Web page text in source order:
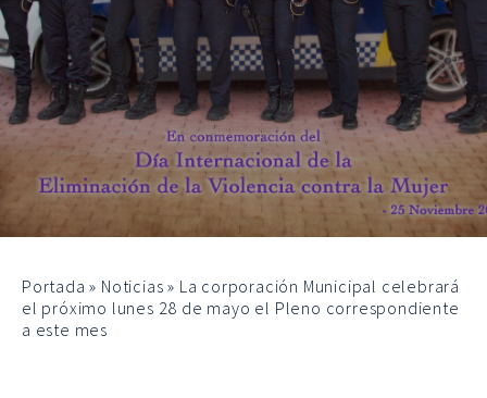
Portada » Noticias » La corporación Municipal celebrará
el próximo lunes 28 de mayo el Pleno correspondiente
a este mes